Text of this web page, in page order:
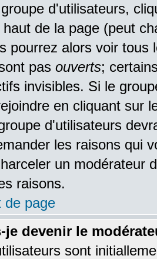
d'utilisateurs,
haut de la page (peut
pourrez alors voir tous
pas ouverts;
invisibles. Si le
en cliquant sur
d'utilisateurs
les raisons qui
un modérateur
raisons.
de page
je devenir le
sont